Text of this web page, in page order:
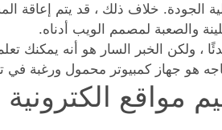
الجودة. خلاف ذلك ، قد يتم إعاقة
والصعبة لمصمم الويب أدناه.
، ولكن الخبر السار هو أنه يمكنك
هو جهاز كمبيوتر محمول ورغبة في